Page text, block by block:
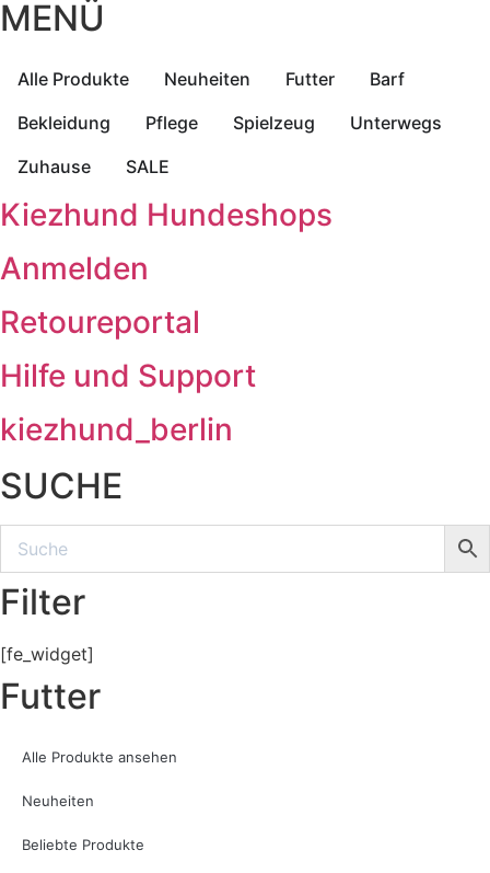
MENÜ
Alle Produkte Neuheiten Futter
Barf
Bekleidung
Pflege Spielzeug
Unterwegs
Zuhause
SALE
Kiezhund Hundeshops
Anmelden
Retoureportal
Hilfe und Support
kiezhund_berlin
SUCHE
Filter
[fe_widget]
Futter
Alle Produkte ansehen
Neuheiten
Beliebte Produkte